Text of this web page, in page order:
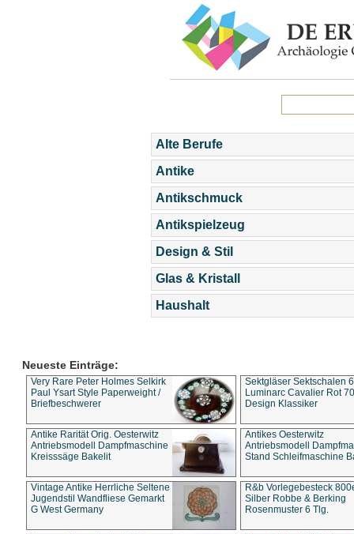
Alte Berufe
Antike
Antikschmuck
Antikspielzeug
Design & Stil
Glas & Kristall
Haushalt
Neueste Einträge:
Very Rare Peter Holmes Selkirk
Paul Ysart Style Paperweight /
Briefbeschwerer
Sektgläser Sektschalen
Luminarc Cavalier Rot
Design Klassiker
Antike Rarität Orig. Oesterwitz
Antriebsmodell Dampfmaschine
Kreisssäge Bakelit
Antikes Oesterwitz
Antriebsmodell
Stand Schleifmaschine
Vintage Antike Herrliche Seltene
Jugendstil Wandfliese Gemarkt
G West Germany
R&b Vorlegebesteck
Silber Robbe & Berking
Rosenmuster 6 Tlg.